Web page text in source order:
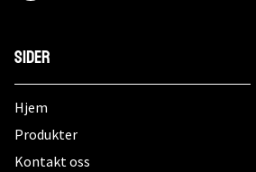
Sider
Hjem
Produkter
Kontakt oss